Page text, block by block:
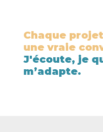
Chaque
une vraie
J'écoute, je
m’adapte.